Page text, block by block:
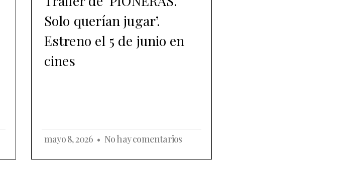
Solo querían jugar’.
Estreno el 5 de junio en
cines
mayo 8, 2026 No hay comentarios